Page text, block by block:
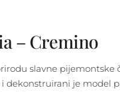
– Cremino
slavne pijemontske
dekonstruirani je model